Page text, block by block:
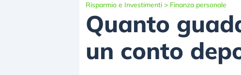
Risparmio e Investimenti > Finanza personale
Quanto
un conto